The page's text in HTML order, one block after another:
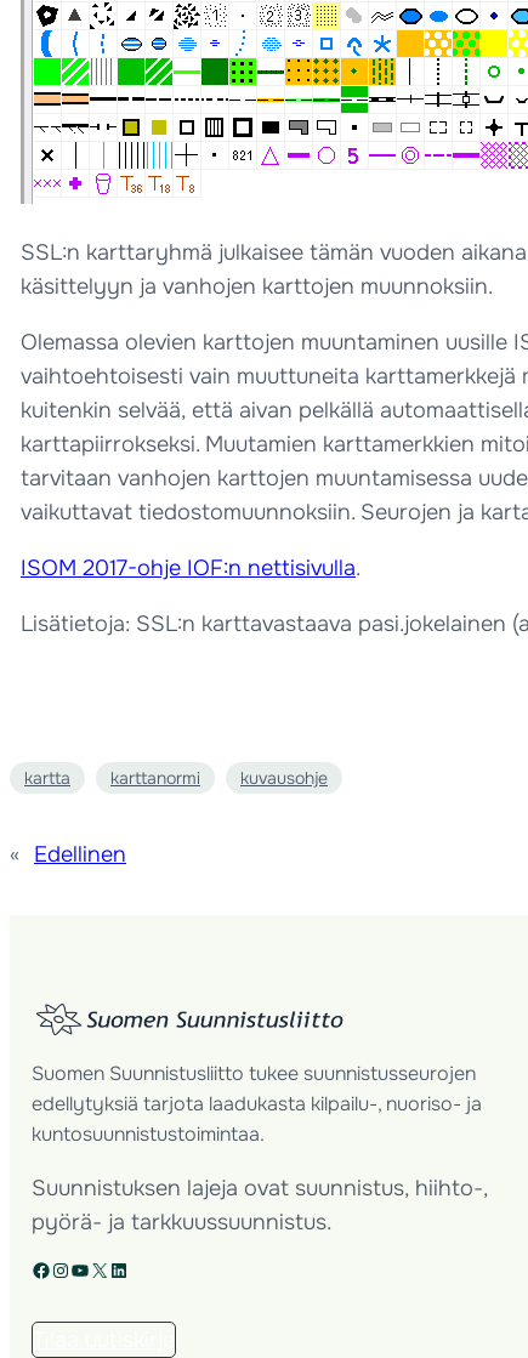
SSL:n karttaryhmä julkaisee tämän vuoden
käsittelyyn ja vanhojen karttojen muunnoksiin.
Olemassa olevien karttojen muuntaminen uusille
vaihtoehtoisesti vain muuttuneita
kuitenkin selvää, että aivan pelkällä
karttapiirrokseksi. Muutamien karttamerkkien
tarvitaan vanhojen karttojen muuntamisessa
vaikuttavat tiedostomuunnoksiin. Seurojen ja
ISOM 2017-ohje IOF:n nettisivulla.
Lisätietoja: SSL:n karttavastaava pasi.jokelainen
kartta karttanormi kuvausohje
« Edellinen
Suomen Suunnistusliitto tukee suunnistusseurojen
edellytyksiä tarjota laadukasta kilpailu-, nuoriso- ja
kuntosuunnistustoimintaa.
Suunnistuksen lajeja ovat suunnistus, hiihto-,
pyörä- ja tarkkuussuunnistus.
Facebook Instagram YouTube X LinkedIn